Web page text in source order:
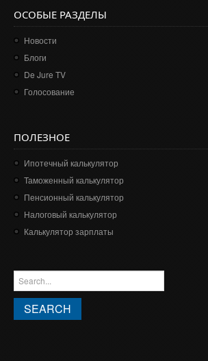
ОСОБЫЕ РАЗДЕЛЫ
Новости
Блоги
De Jure TV
Голосование
ПОЛЕЗНОЕ
Ипотечный калькулятор
Таможенный калькулятор
Пенсионный калькулятор
Налоговый калькулятор
Калькулятор зарплаты
ФОРМА ПОИСКА
Search this site